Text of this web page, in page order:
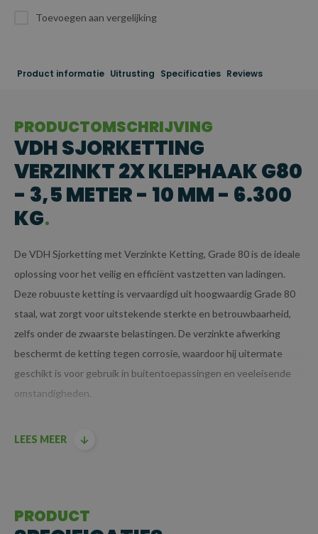
Toevoegen aan vergelijking
Product informatie Uitrusting Specificaties Reviews
PRODUCTOMSCHRIJVING
VDH SJORKETTING
VERZINKT 2X KLEPHAAK G80
- 3,5 METER - 10 MM - 6.300
KG
De VDH Sjorketting met Verzinkte Ketting, Grade 80 is de ideale
oplossing voor het veilig en efficiënt vastzetten van ladingen.
Deze robuuste ketting is vervaardigd uit hoogwaardig Grade 80
staal, wat zorgt voor uitstekende sterkte en betrouwbaarheid,
zelfs onder de zwaarste belastingen. De verzinkte afwerking
beschermt de ketting tegen corrosie, waardoor hij uitermate
geschikt is voor gebruik in buitentoepassingen en veeleisende
omstandigheden.
voorzien van een stevige gesmede klep, kunnen ladingen
veilige verbinding tussen de ketting en de lading.
LEES MEER
PRODUCT